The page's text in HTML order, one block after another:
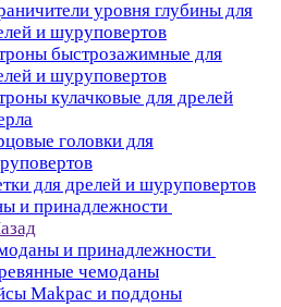
уровня глубины для
и шуруповертов
быстрозажимные для
и шуруповертов
кулачковые для дрелей
головки для
для дрелей и шуруповертов
и принадлежности
и принадлежности
чемоданы
Makpac и поддоны